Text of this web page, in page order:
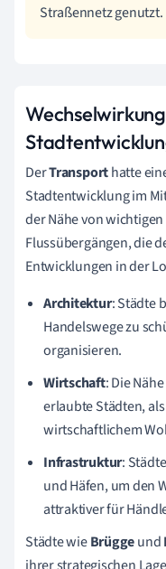
Straßennetz genutzt.
DerTransporthatte
Stadtentwicklung im
der Nähe von
Flussübergängen, die
Entwicklungen in der
Architektur: Städte
Handelswege zu
organisieren.
Wirtschaft: Die
erlaubte Städten,
wirtschaftlichem
Infrastruktur:
und Häfen, um den
attraktiver für
Städte wieBrüggeund
ihrer strategischen